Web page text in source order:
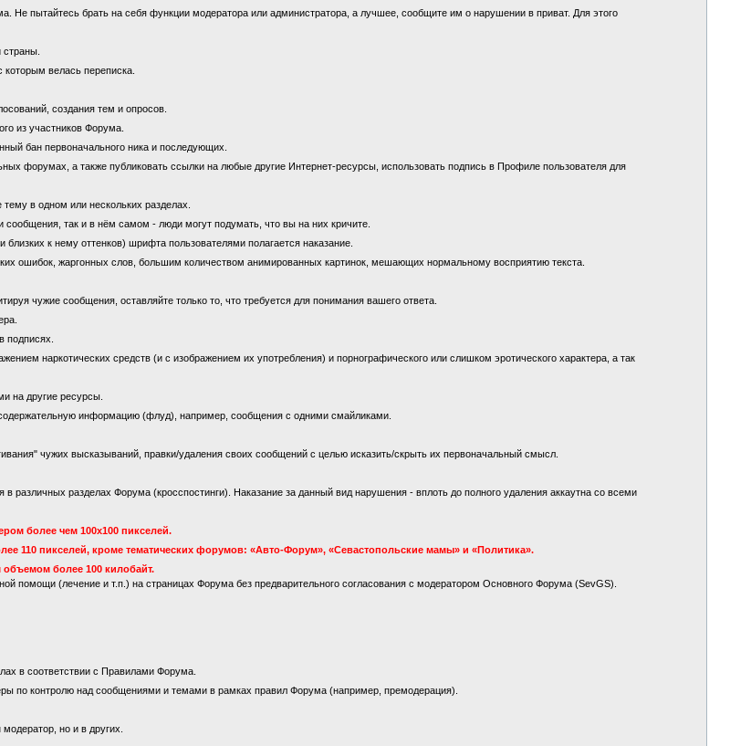
пытайтесь брать на себя функции модератора или администратора, а лучшее, сообщите им о нарушении в приват. Для этого
которым велась переписка.
создания тем и опросов.
из участников Форума.
бан первоначального ника и последующих.
форумах, а также публиковать ссылки на любые другие Интернет-ресурсы, использовать подпись в Профиле пользователя для
в одном или нескольких разделах.
так и в нём самом - люди могут подумать, что вы на них кричите.
к нему оттенков) шрифта пользователями полагается наказание.
ошибок, жаргонных слов, большим количеством анимированных картинок, мешающих нормальному восприятию текста.
чужие сообщения, оставляйте только то, что требуется для понимания вашего ответа.
подписях.
наркотических средств (и с изображением их употребления) и порнографического или слишком эротического характера, а так
на другие ресурсы.
информацию (флуд), например, сообщения с одними смайликами.
чужих высказываний, правки/удаления своих сообщений с целью исказить/скрыть их первоначальный смысл.
разделах Форума (кросспостинги). Наказание за данный вид нарушения - вплоть до полного удаления аккаутна со всеми
более чем 100х100 пикселей.
110 пикселей, кроме тематических форумов: «Авто-Форум», «Севастопольские мамы» и «Политика».
более 100 килобайт.
помощи (лечение и т.п.) на страницах Форума без предварительного согласования с модератором Основного Форума (SevGS).
в соответствии с Правилами Форума.
по контролю над сообщениями и темами в рамках правил Форума (например, премодерация).
но и в других.